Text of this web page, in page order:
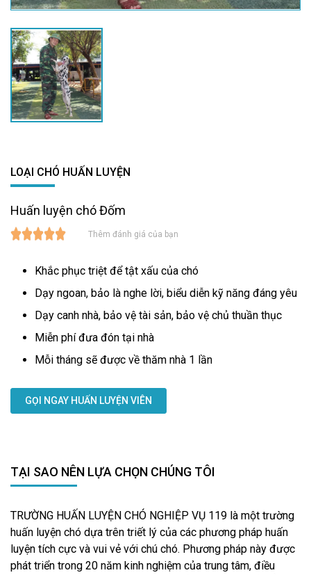
LOẠI CHÓ HUẤN LUYỆN
Huấn luyện chó Đốm
Thêm đánh giá của bạn
Khắc phục triệt để tật xấu của chó
Dạy ngoan, bảo là nghe lời, biểu diễn kỹ năng đáng yêu
Dạy canh nhà, bảo vệ tài sản, bảo vệ chủ thuần thục
Miễn phí đưa đón tại nhà
Mỗi tháng sẽ được về thăm nhà 1 lần
GỌI NGAY HUẤN LUYỆN VIÊN
TẠI SAO NÊN LỰA CHỌN CHÚNG TÔI
TRƯỜNG HUẤN LUYỆN CHÓ NGHIỆP VỤ 119 là một trường
huấn luyện chó dựa trên triết lý của các phương pháp huấn
luyện tích cực và vui vẻ với chú chó. Phương pháp này được
phát triển trong 20 năm kinh nghiệm của trung tâm, điều